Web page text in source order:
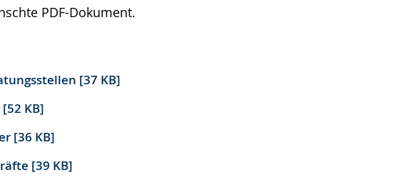
PDF-Dokument.
[37 KB]
KB]
[36 KB]
[39 KB]